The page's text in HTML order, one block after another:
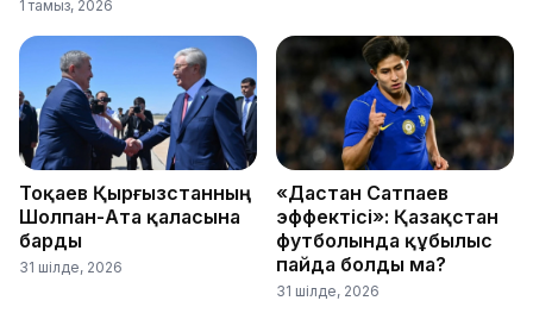
1 тамыз, 2026
Тоқаев Қырғызстанның
Шолпан-Ата қаласына
барды
31 шілде, 2026
«Дастан Сатпаев
эффектісі»: Қазақстан
футболында құбылыс
пайда болды ма?
31 шілде, 2026